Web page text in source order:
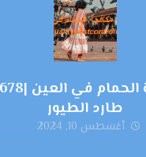
طارد الطيور
أغسطس 10, 2024